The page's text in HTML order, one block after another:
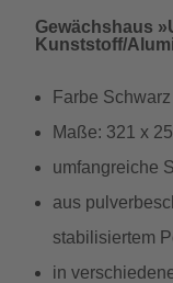
Gewächshaus
Kunststoff/
Farbe Schwarz
Maße: 321 x
umfangreiche
aus
stabilisiertem
in